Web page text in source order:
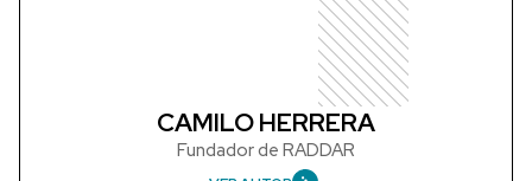
CAMILO HERRERA
Fundador de RADDAR